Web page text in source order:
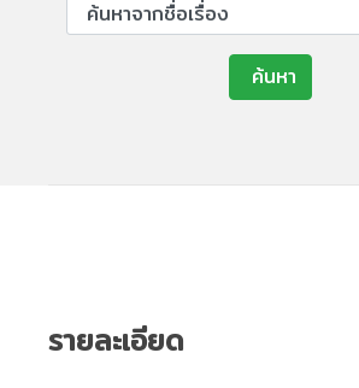
ค้นหา
รายละเอียด